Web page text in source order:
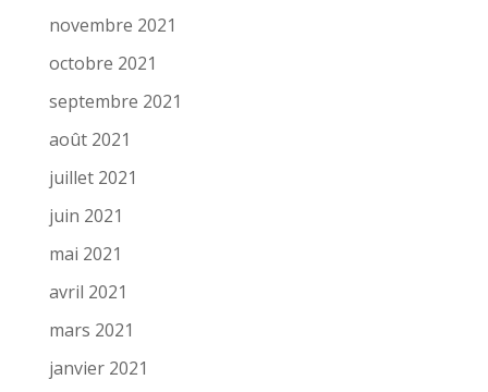
novembre 2021
octobre 2021
septembre 2021
août 2021
juillet 2021
juin 2021
mai 2021
avril 2021
mars 2021
janvier 2021